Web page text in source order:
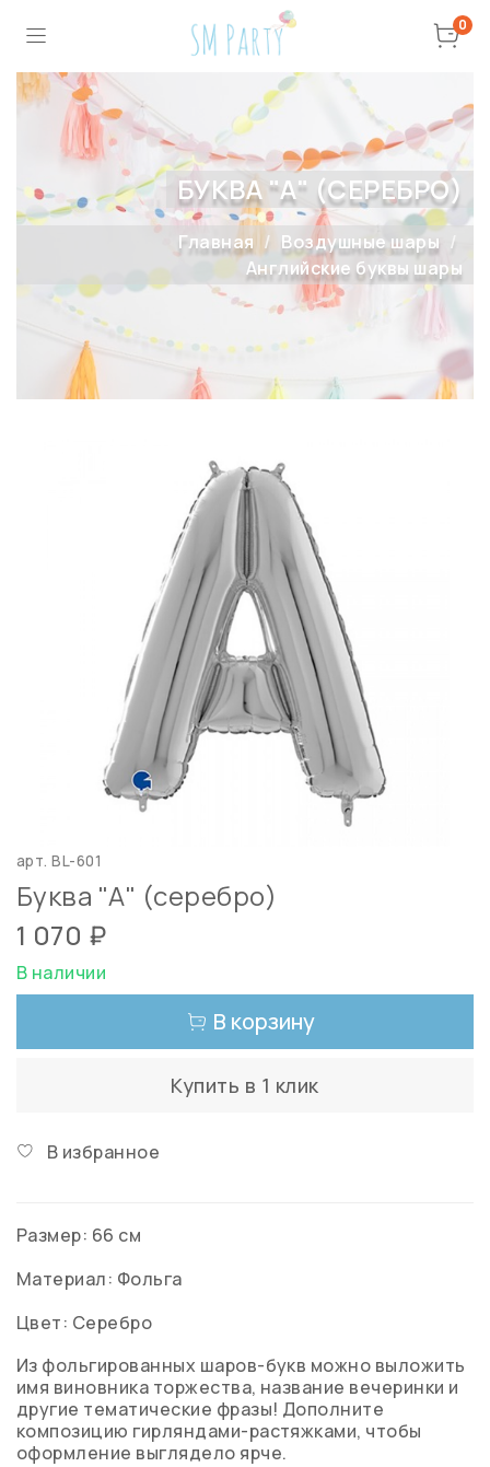
0
БУКВА "А" (СЕРЕБРО)
Главная
Воздушные шары
Английские буквы шары
арт.BL-601
Буква "А" (серебро)
1 070 ₽
В наличии
В корзину
Купить в 1 клик
В избранное
Размер: 66 см
Материал: Фольга
Цвет: Серебро
Из фольгированных шаров-букв можно выложить
имя виновника торжества, название вечеринки и
другие тематические фразы! Дополните
композицию гирляндами-растяжками, чтобы
оформление выглядело ярче.